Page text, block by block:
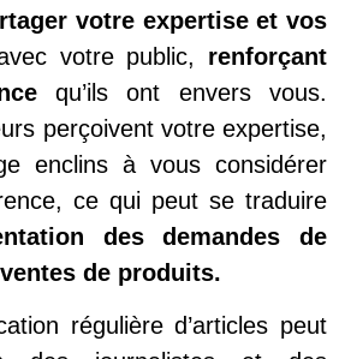
votre expertise et vos
votre public, renforçant
qu’ils ont envers vous.
perçoivent votre expertise,
enclins à vous considérer
ce qui peut se traduire
des demandes de
de produits.
régulière d’articles peut